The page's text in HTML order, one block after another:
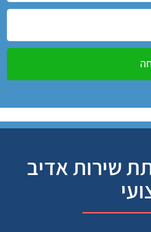
שירות אדיב